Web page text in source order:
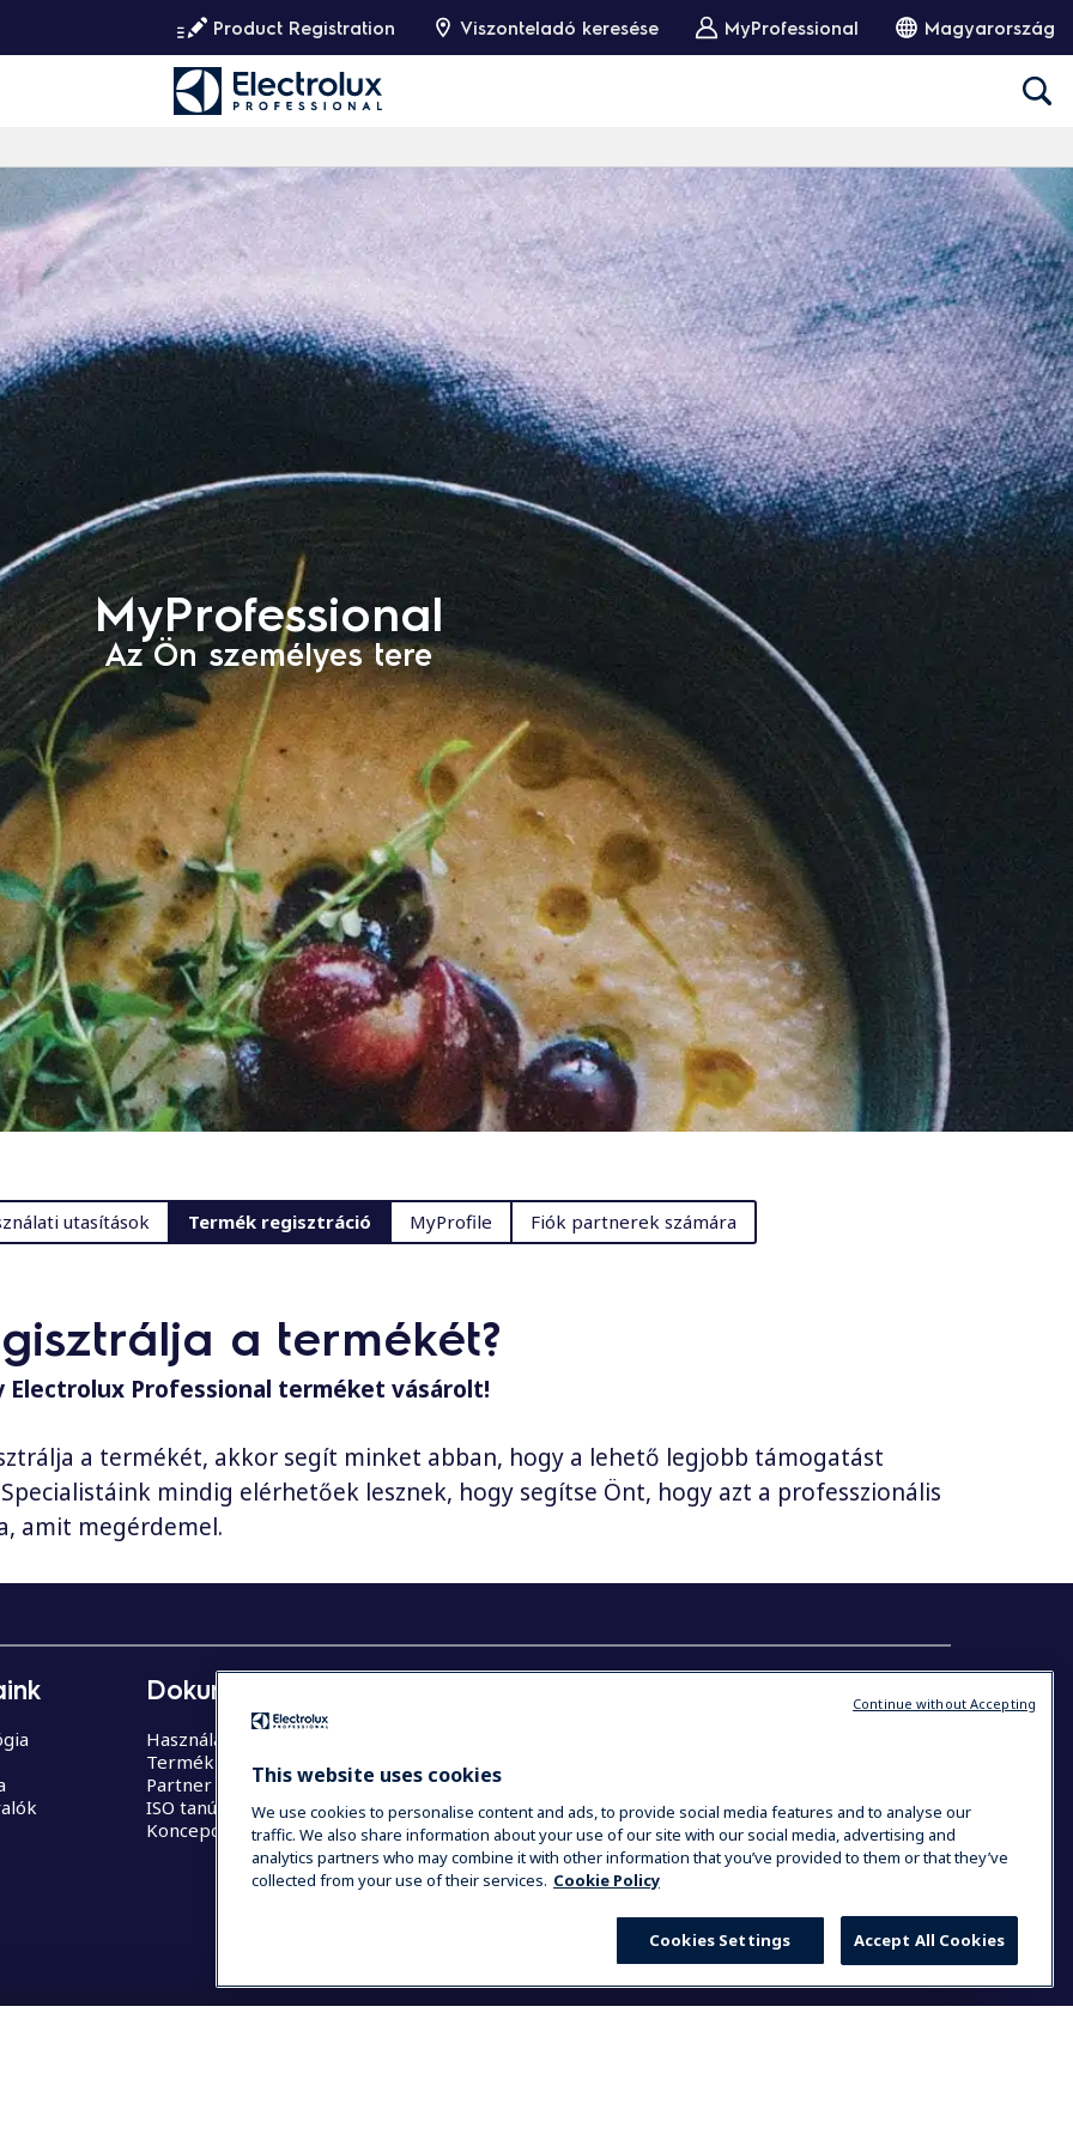
Product Registration Viszonteladó keresése MyProfessional Magyarország
MyProfessional
Az Ön személyes tere
utasítások Termék regisztráció MyProfile Fiók partnerek számára
a termékét?
Electrolux Professional terméket vásárolt!
a termékét, akkor segít minket abban, hogy a lehető legjobb támogatást
mindig elérhetőek lesznek, hogy segítse Önt, hogy azt a professzionális
amit megérdemel.
Dokumentáció
Használati utasítás (login)
Termék regisztráció
Partner felület
ISO tanúsítványok
Koncepció videók
Chefeknek
Karrierlehetőségek
This website uses cookies
We use cookies to personalise content and ads, to provide social media features and to analyse our
traffic. We also share information about your use of our site with our social media, advertising and
analytics partners who may combine it with other information that you’ve provided to them or that they’ve
collected from your use of their services. Cookie Policy
Accept All Cookies
Cookies Settings
Continue without Accepting